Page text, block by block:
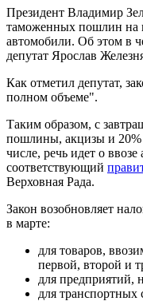
Президент Владимир
таможенных пошлин на
автомобили. Об этом в
депутат Ярослав
Как отметил депутат,
полном объеме".
Таким образом, с
пошлины, акцизы и
числе, речь идет о
соответствующий
Верховная Рада.
Закон возобновляет
в марте:
для товаров,
первой, второй и
для
для транспортных